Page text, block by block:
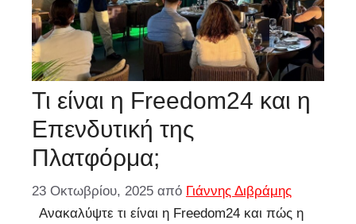
Τι είναι η Freedom24 και η
Επενδυτική της
Πλατφόρμα;
23 Οκτωβρίου, 2025 από Γιάννης Διβράμης
Ανακαλύψτε τι είναι η Freedom24 και πώς η